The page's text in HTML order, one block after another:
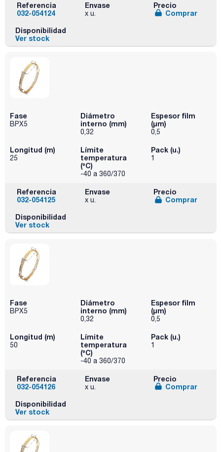
Referencia
032-054124
Envase
x u.
Precio
Comprar
Disponibilidad
Ver stock
Fase
BPX5
Diámetro
interno (mm)
0,32
Espesor film
(µm)
0,5
Longitud (m)
25
Límite
temperatura
(ºC)
-40 a 360/370
Pack (u.)
1
Referencia
032-054125
Envase
x u.
Precio
Comprar
Disponibilidad
Ver stock
Fase
BPX5
Diámetro
interno (mm)
0,32
Espesor film
(µm)
0,5
Longitud (m)
50
Límite
temperatura
(ºC)
-40 a 360/370
Pack (u.)
1
Referencia
032-054126
Envase
x u.
Precio
Comprar
Disponibilidad
Ver stock